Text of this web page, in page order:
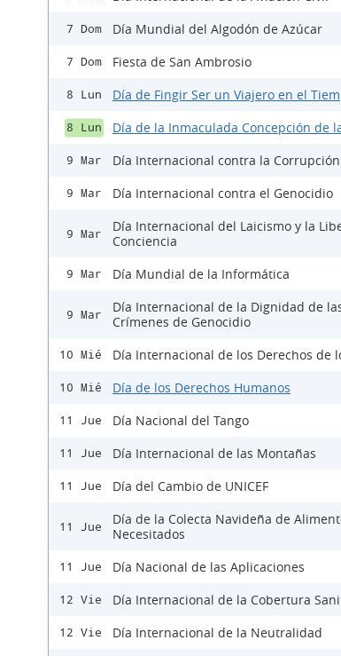
7 Dom Día Mundial del Algodón de Azúcar
7 Dom Fiesta de San Ambrosio
8 Lun Día de Fingir Ser un Viajero en el
8 Lun Día de la Inmaculada Concepción de
9 Mar Día Internacional contra la Corrupción
9 Mar Día Internacional contra el Genocidio
9 Mar
Día Internacional del Laicismo y la
Conciencia
9 Mar Día Mundial de la Informática
9 Mar
Día Internacional de la Dignidad de
Crímenes de Genocidio
10 Mié Día Internacional de los Derechos de
10 Mié Día de los Derechos Humanos
11 Jue Día Nacional del Tango
11 Jue Día Internacional de las Montañas
11 Jue Día del Cambio de UNICEF
11 Jue
Día de la Colecta Navideña de
Necesitados
11 Jue Día Nacional de las Aplicaciones
12 Vie Día Internacional de la Cobertura
12 Vie Día Internacional de la Neutralidad